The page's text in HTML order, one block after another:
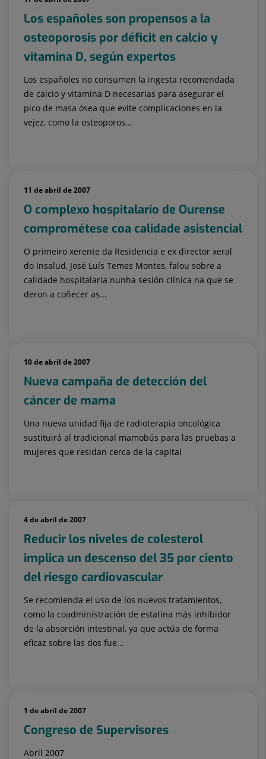
Los españoles son propensos a la
osteoporosis por déficit en calcio y
vitamina D, según expertos
Los españoles no consumen la ingesta recomendada
de calcio y vitamina D necesarias para asegurar el
pico de masa ósea que evite complicaciones en la
vejez, como la osteoporos...
11 de abril de 2007
O complexo hospitalario de Ourense
comprométese coa calidade asistencial
O primeiro xerente da Residencia e ex director xeral
do Insalud, José Luís Temes Montes, falou sobre a
calidade hospitalaria nunha sesión clínica na que se
deron a coñecer as...
10 de abril de 2007
Nueva campaña de detección del
cáncer de mama
Una nueva unidad fija de radioterapia oncológica
sustituirá al tradicional mamobús para las pruebas a
mujeres que residan cerca de la capital
4 de abril de 2007
Reducir los niveles de colesterol
implica un descenso del 35 por ciento
del riesgo cardiovascular
Se recomienda el uso de los nuevos tratamientos,
como la coadministración de estatina más inhibidor
de la absorción intestinal, ya que actúa de forma
eficaz sobre las dos fue...
1 de abril de 2007
Congreso de Supervisores
Abril 2007